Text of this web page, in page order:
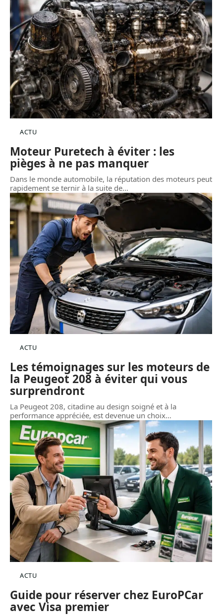
ACTU
Moteur Puretech à éviter : les
pièges à ne pas manquer
Dans le monde automobile, la réputation des moteurs peut
rapidement se ternir à la suite de…
ACTU
Les témoignages sur les moteurs de
la Peugeot 208 à éviter qui vous
surprendront
La Peugeot 208, citadine au design soigné et à la
performance appréciée, est devenue un choix…
ACTU
Guide pour réserver chez EuroPCar
avec Visa premier